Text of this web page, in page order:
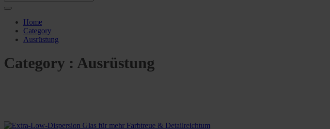
Home
Category
Ausrüstung
Category : Ausrüstung